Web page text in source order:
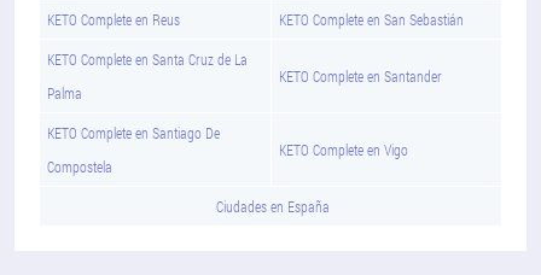
KETO Complete en Reus KETO Complete en San Sebastián
KETO Complete en Santa Cruz de La
Palma
KETO Complete en Santander
KETO Complete en Santiago De
Compostela
KETO Complete en Vigo
Ciudades en España